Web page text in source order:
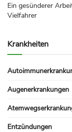
Ein gesünderer
Vielfahrer
Krankheiten
Augenerkrankungen
Entzündungen